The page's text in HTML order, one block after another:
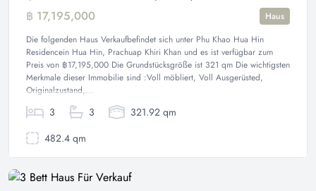
฿ 17,195,000
Haus
Die folgenden Haus Verkaufbefindet sich unter Phu Khao Hua Hin
Residencein Hua Hin, Prachuap Khiri Khan und es ist verfügbar zum
Preis von ฿17,195,000 Die Grundstücksgröße ist 321 qm Die wichtigsten
Merkmale dieser Immobilie sind :Voll möbliert, Voll Ausgerüsted,
Originalzustand,...
3 3
321.92 qm
482.4 qm